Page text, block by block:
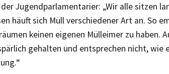
Jugendparlamentarier: „Wir alle sitzen
häuft sich Müll verschiedener Art an. So
keinen eigenen Mülleimer zu haben.
gehalten und entsprechen nicht, wie